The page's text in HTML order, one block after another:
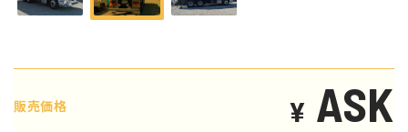
販売価格 ¥ ASK